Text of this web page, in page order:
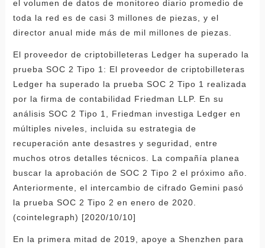
el volumen de datos de monitoreo diario promedio de
toda la red es de casi 3 millones de piezas, y el
director anual mide más de mil millones de piezas.
El proveedor de criptobilleteras Ledger ha superado la
prueba SOC 2 Tipo 1: El proveedor de criptobilleteras
Ledger ha superado la prueba SOC 2 Tipo 1 realizada
por la firma de contabilidad Friedman LLP. En su
análisis SOC 2 Tipo 1, Friedman investiga Ledger en
múltiples niveles, incluida su estrategia de
recuperación ante desastres y seguridad, entre
muchos otros detalles técnicos. La compañía planea
buscar la aprobación de SOC 2 Tipo 2 el próximo año.
Anteriormente, el intercambio de cifrado Gemini pasó
la prueba SOC 2 Tipo 2 en enero de 2020.
(cointelegraph) [2020/10/10]
En la primera mitad de 2019, apoye a Shenzhen para